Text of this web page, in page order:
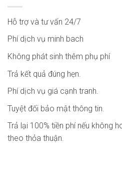
Hỗ trợ và tư vấn 24/7
Phí dịch vụ minh bach
Không phát sinh thêm phụ phí
Trả kết quả đúng hẹn.
Phí dịch vụ giá cạnh tranh.
Tuyệt đối bảo mật thông tin.
Trả lại 100% tiền phí nếu không
theo thỏa thuận.